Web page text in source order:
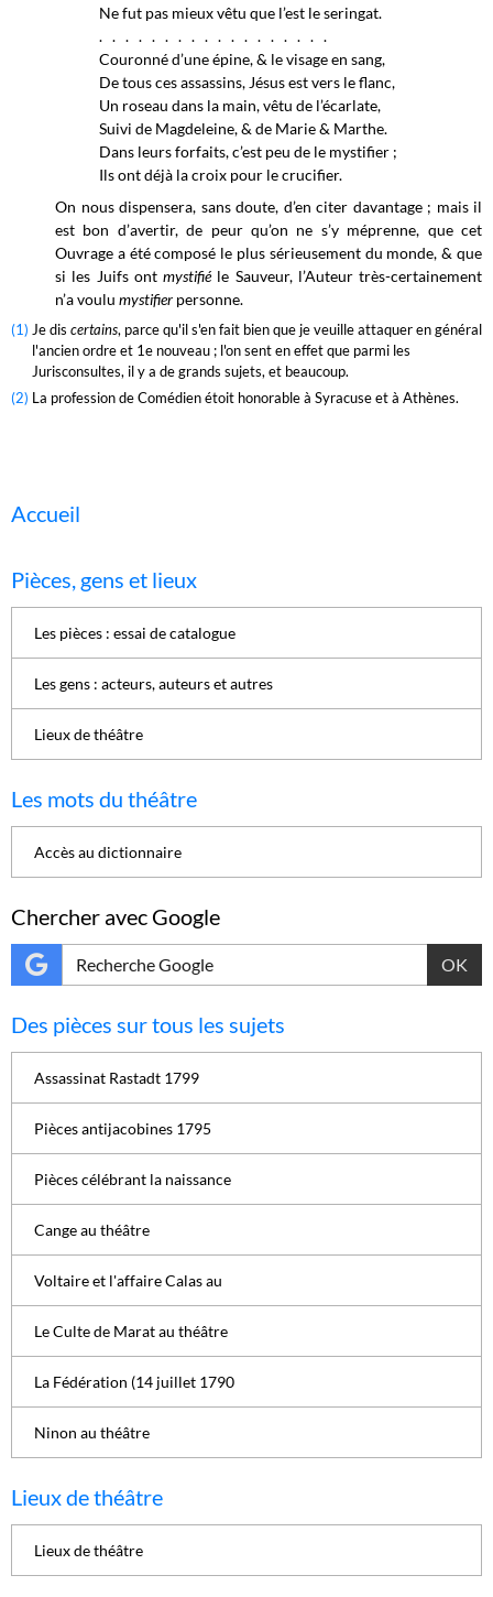
Ne fut pas mieux vêtu que l’est le seringat.
. . . . . . . . . . . . . . . . . .
Couronné d’une épine, & le visage en sang,
De tous ces assassins, Jésus est vers le flanc,
Un roseau dans la main, vêtu de l’écarlate,
Suivi de Magdeleine, & de Marie & Marthe.
Dans leurs forfaits, c’est peu de le mystifier ;
Ils ont déjà la croix pour le crucifier.
On nous dispensera, sans doute, d’en citer davantage ; mais il
est bon d’avertir, de peur qu’on ne s’y méprenne, que cet
Ouvrage a été composé le plus sérieusement du monde, & que
si les Juifs ont mystifiéle Sauveur, l’Auteur très-certainement
n’a voulu mystifier personne.
(1) Je dis certains, parce qu'il s'en fait bien que je veuille attaquer en général
l'ancien ordre et 1e nouveau ; l'on sent en effet que parmi les
Jurisconsultes, il y a de grands sujets, et beaucoup.
(2) La profession de Comédien étoit honorable à Syracuse et à Athènes.
Accueil
Pièces, gens et lieux
Les pièces : essai de catalogue
Les gens : acteurs, auteurs et autres
Lieux de théâtre
Les mots du théâtre
Accès au dictionnaire
Chercher avec Google
OK
Des pièces sur tous les sujets
Assassinat Rastadt 1799
Pièces antijacobines 1795
Pièces célébrant la naissance
Cange au théâtre
Voltaire et l'affaire Calas au
Le Culte de Marat au théâtre
La Fédération (14 juillet 1790
Ninon au théâtre
Lieux de théâtre
Lieux de théâtre